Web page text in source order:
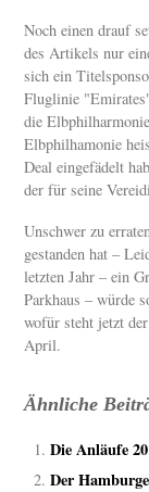
Noch einen drauf
des Artikels nur
sich ein
Fluglinie
die
Elbphilhamonie
Deal eingefädelt
der für seine
Unschwer zu
gestanden hat –
letzten Jahr – ein
Parkhaus – würde
wofür steht jetzt
April.
Ähnliche
Die Anläufe
Der